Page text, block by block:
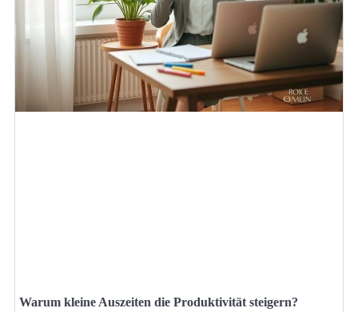
Warum kleine Auszeiten die Produktivität steigern?